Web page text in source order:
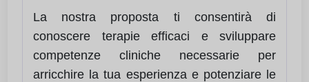
La nostra proposta ti consentirà di
conoscere terapie efficaci e sviluppare
competenze cliniche necessarie per
arricchire la tua esperienza e potenziare le